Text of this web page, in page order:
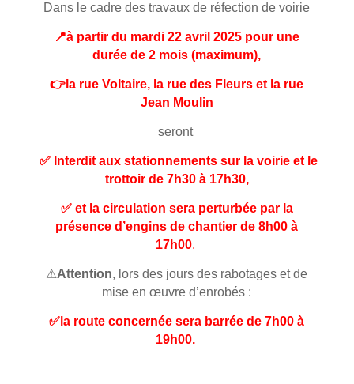
Dans le cadre des travaux de réfection de voirie
📍à partir du mardi 22 avril 2025 pour une
durée de 2 mois (maximum),
👉la rue Voltaire, la rue des Fleurs et la rue
Jean Moulin
seront
✅ Interdit aux stationnements sur la voirie et le
trottoir de 7h30 à 17h30,
✅ et la circulation sera perturbée par la
présence d’engins de chantier de 8h00 à
17h00.
⚠Attention, lors des jours des rabotages et de
mise en œuvre d’enrobés :
✅la route concernée sera barrée de 7h00 à
19h00.